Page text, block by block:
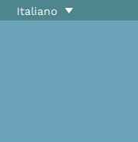
Italiano